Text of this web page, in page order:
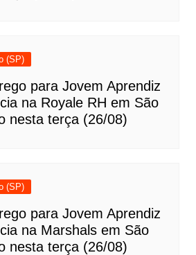
(SP)
para Jovem Aprendiz
na Royale RH em São
nesta terça (26/08)
(SP)
para Jovem Aprendiz
na Marshals em São
nesta terça (26/08)